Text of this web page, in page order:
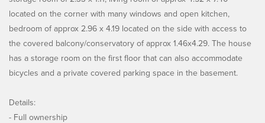
located on the corner with many windows and open kitchen,
bedroom of approx 2.96 x 4.19 located on the side with access to
the covered balcony/conservatory of approx 1.46x4.29. The house
has a storage room on the first floor that can also accommodate
bicycles and a private covered parking space in the basement.
Details:
- Full ownership